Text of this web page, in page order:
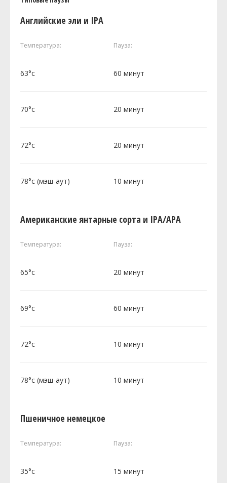
Английские эли и IPA
Температура: Пауза:
63°c 60 минут
70°c 20 минут
72°c 20 минут
78°c (мэш-аут) 10 минут
Американские янтарные сорта и IPA/APA
Температура: Пауза:
65°c 20 минут
69°c 60 минут
72°c 10 минут
78°c (мэш-аут) 10 минут
Пшеничное немецкое
Температура: Пауза:
35°c 15 минут